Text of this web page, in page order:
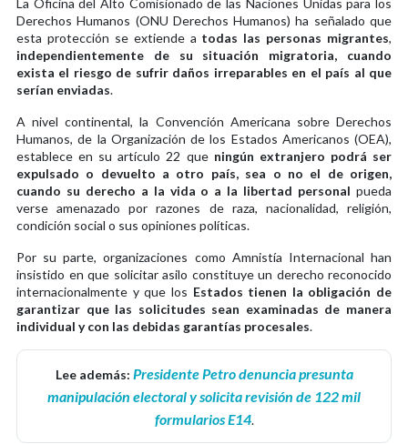
Derechos Humanos (ONU Derechos Humanos) ha señalado que
esta protección se extiende a todas las personas migrantes,
independientemente de su situación migratoria, cuando
exista el riesgo de sufrir daños irreparables en el país al que
serían enviadas.
A nivel continental, la Convención Americana sobre Derechos
Humanos, de la Organización de los Estados Americanos (OEA),
establece en su artículo 22 que ningún extranjero podrá ser
expulsado o devuelto a otro país, sea o no el de origen,
cuando su derecho a la vida o a la libertad personal pueda
verse amenazado por razones de raza, nacionalidad, religión,
condición social o sus opiniones políticas.
Por su parte, organizaciones como Amnistía Internacional han
insistido en que solicitar asilo constituye un derecho reconocido
internacionalmente y que los Estados tienen la obligación de
garantizar que las solicitudes sean examinadas de manera
individual y con las debidas garantías procesales.
Lee además: Presidente Petro denuncia presunta
manipulación electoral y solicita revisión de 122 mil
formularios E14.